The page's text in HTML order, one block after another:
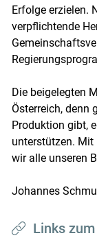
Erfolge erzielen.
verpflichtende
Die beigelegten
Österreich, denn
Produktion gibt,
unterstützen.
wir alle unseren
Johannes
Links